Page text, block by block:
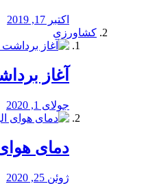
اکتبر 17, 2019
کشاورزی
آغاز
جولای 1, 2020
دمای هوای
ژوئن 25, 2020